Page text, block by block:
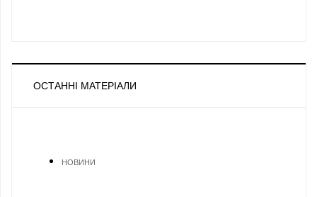
ОСТАННІ МАТЕРІАЛИ
НОВИНИ